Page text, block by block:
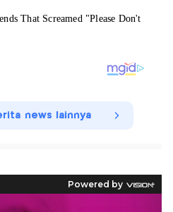
news lainnya